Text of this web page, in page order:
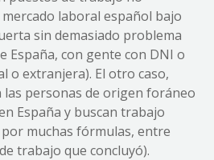
laboral español bajo
sin demasiado problema
España, con gente con DNI o
o extranjera). El otro caso,
personas de origen foráneo
España y buscan trabajo
muchas fórmulas, entre
trabajo que concluyó).